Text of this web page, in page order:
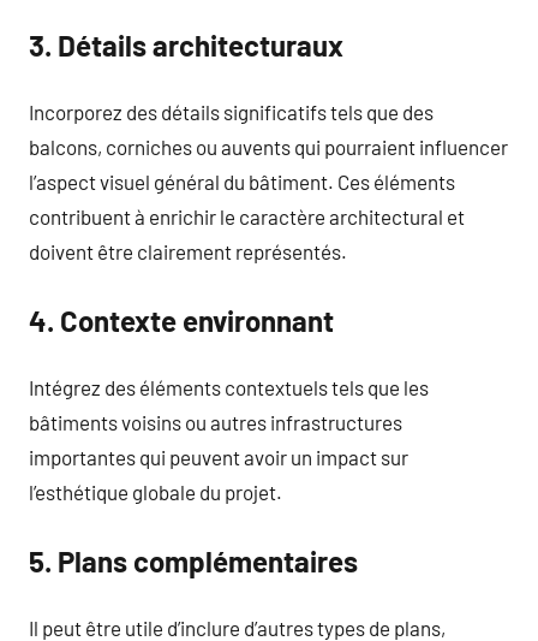
3. Détails architecturaux
Incorporez des détails significatifs tels que des
balcons, corniches ou auvents qui pourraient influencer
l’aspect visuel général du bâtiment. Ces éléments
contribuent à enrichir le caractère architectural et
doivent être clairement représentés.
4. Contexte environnant
Intégrez des éléments contextuels tels que les
bâtiments voisins ou autres infrastructures
importantes qui peuvent avoir un impact sur
l’esthétique globale du projet.
5. Plans complémentaires
Il peut être utile d’inclure d’autres types de plans,